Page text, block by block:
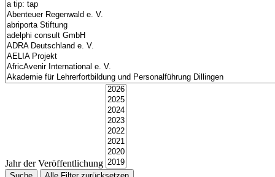
Jahr der Veröffentlichung